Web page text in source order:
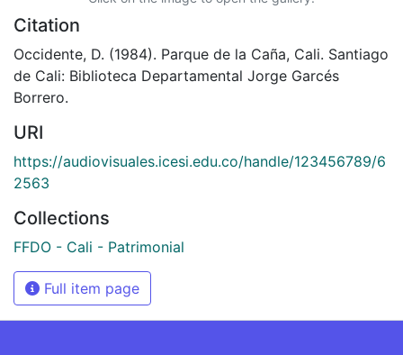
Citation
Occidente, D. (1984). Parque de la Caña, Cali. Santiago
de Cali: Biblioteca Departamental Jorge Garcés
Borrero.
URI
https://audiovisuales.icesi.edu.co/handle/123456789/6
2563
Collections
FFDO - Cali - Patrimonial
Full item page